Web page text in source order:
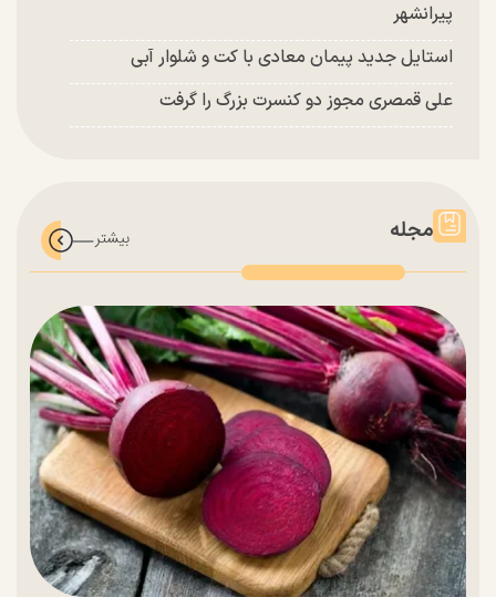
پیرانشهر
استایل جدید پیمان معادی با کت و شلوار آبی
علی قمصری مجوز دو کنسرت بزرگ را گرفت
مجله